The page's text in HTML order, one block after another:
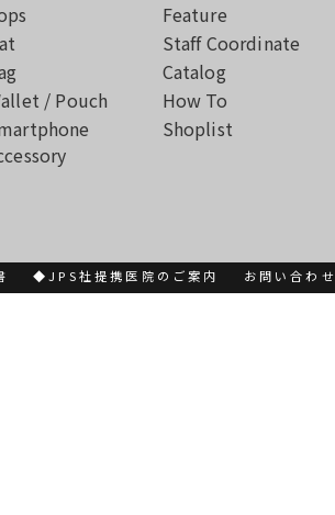
/ Pouch
Feature
Staff Coordinate
Catalog
How To
Shoplist
◆JPS社提携医院のご案内 お問い合わせ